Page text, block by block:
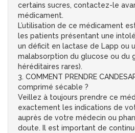
certains sucres, contactez-le
médicament.
L’utilisation de ce médicament
les patients présentant une
un déficit en lactase de Lapp ou
malabsorption du glucose ou du
héréditaires rares).
3. COMMENT PRENDRE
comprimé sécable ?
Veillez à toujours prendre ce
exactement les indications de
auprès de votre médecin ou
doute. Il est important de